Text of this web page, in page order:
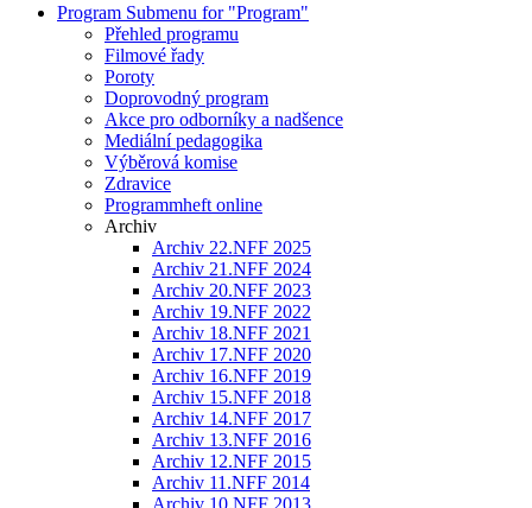
Program Submenu for "Program"
Přehled programu
Filmové řady
Poroty
Doprovodný program
Akce pro odborníky a nadšence
Mediální pedagogika
Výběrová komise
Zdravice
Programmheft online
Archiv
Archiv 22.NFF 2025
Archiv 21.NFF 2024
Archiv 20.NFF 2023
Archiv 19.NFF 2022
Archiv 18.NFF 2021
Archiv 17.NFF 2020
Archiv 16.NFF 2019
Archiv 15.NFF 2018
Archiv 14.NFF 2017
Archiv 13.NFF 2016
Archiv 12.NFF 2015
Archiv 11.NFF 2014
Archiv 10.NFF 2013